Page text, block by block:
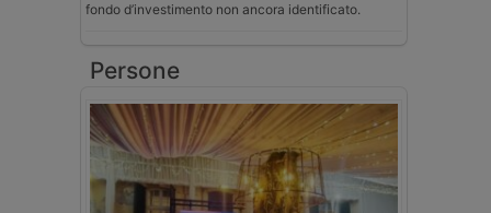
fondo d’investimento non ancora identificato.
Persone